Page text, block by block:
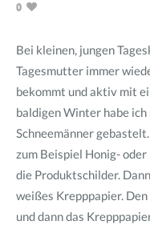
0
Bei kleinen, jungen
Tagesmutter immer
bekommt und aktiv mit
baldigen Winter habe
Schneemänner
zum Beispiel Honig-
die Produktschilder.
weißes Krepppapier.
und dann das